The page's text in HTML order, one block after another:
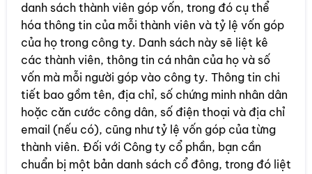
danh sách thành viên góp vốn, trong đó cụ thể
hóa thông tin của mỗi thành viên và tỷ lệ vốn góp
của họ trong công ty. Danh sách này sẽ liệt kê
các thành viên, thông tin cá nhân của họ và số
vốn mà mỗi người góp vào công ty. Thông tin chi
tiết bao gồm tên, địa chỉ, số chứng minh nhân dân
hoặc căn cước công dân, số điện thoại và địa chỉ
email (nếu có), cũng như tỷ lệ vốn góp của từng
thành viên. Đối với Công ty cổ phần, bạn cần
chuẩn bị một bản danh sách cổ đông, trong đó liệt